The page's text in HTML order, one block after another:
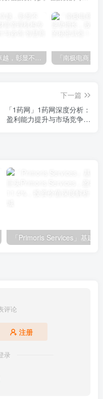
【铸就卓越，彰显不凡】顶级财富管理机构专属官网设计与咨询
下一篇
「1药网」1药网深度分析：
盈利能力提升与市场竞争挑
评论
注册
录